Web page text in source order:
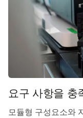
요구 사항을 충
모듈형 구성요소와